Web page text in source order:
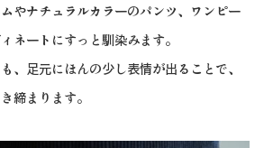
やナチュラルカラーのパンツ、ワンピー
ネートにすっと馴染みます。
、足元にほんの少し表情が出ることで、
締まります。